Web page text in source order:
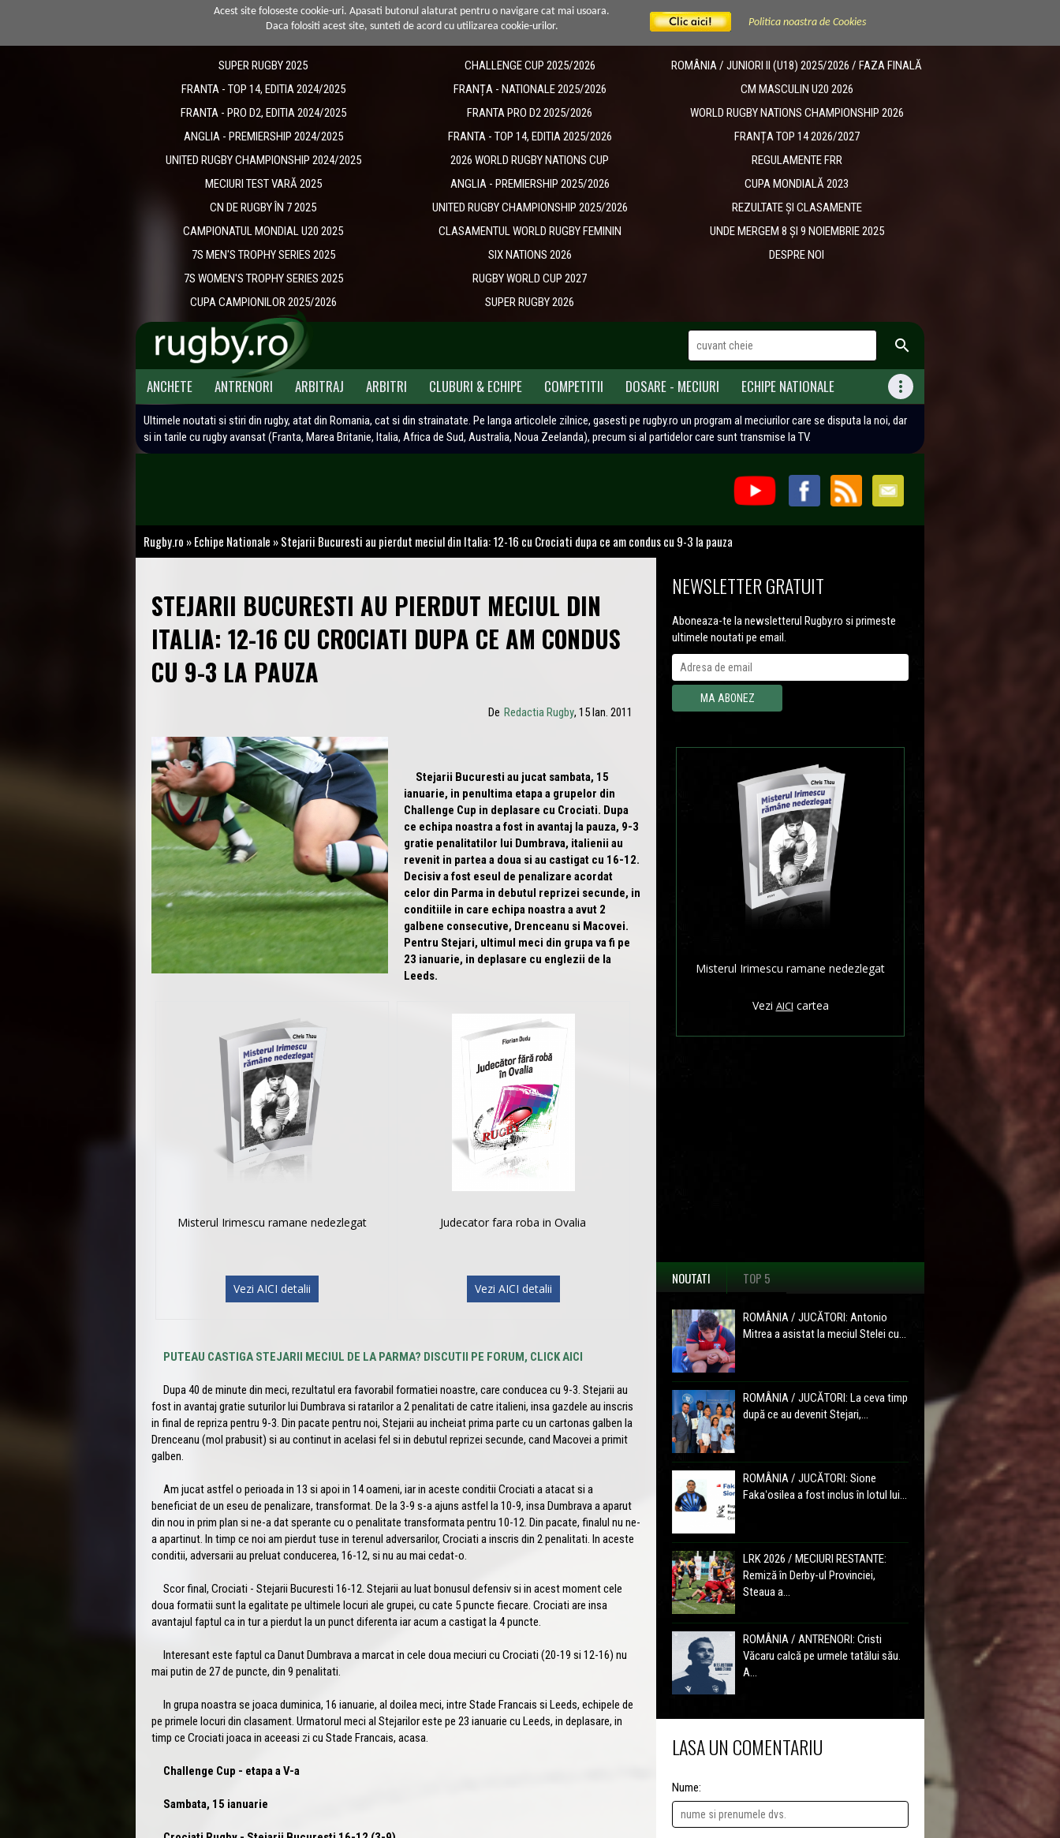
Politica noastra de Cookies
Acest site foloseste cookie-uri. Apasati butonul alaturat pentru o navigare cat mai usoara.
Daca folositi acest site, sunteti de acord cu utilizarea cookie-urilor.
SUPER RUGBY 2025
FRANTA - TOP 14, EDITIA 2024/2025
FRANTA - PRO D2, EDITIA 2024/2025
ANGLIA - PREMIERSHIP 2024/2025
UNITED RUGBY CHAMPIONSHIP 2024/2025
MECIURI TEST VARĂ 2025
CN DE RUGBY ÎN 7 2025
CAMPIONATUL MONDIAL U20 2025
7S MEN'S TROPHY SERIES 2025
7S WOMEN'S TROPHY SERIES 2025
CUPA CAMPIONILOR 2025/2026
CHALLENGE CUP 2025/2026
​FRANȚA - NATIONALE 2025/2026
FRANTA PRO D2 2025/2026
FRANTA - TOP 14, EDITIA 2025/2026
2026 WORLD RUGBY NATIONS CUP
ANGLIA - PREMIERSHIP 2025/2026
UNITED RUGBY CHAMPIONSHIP 2025/2026
CLASAMENTUL WORLD RUGBY FEMININ
SIX NATIONS 2026
RUGBY WORLD CUP 2027
SUPER RUGBY 2026
ROMÂNIA / JUNIORI II (U18) 2025/2026 / FAZA FINALĂ
CM MASCULIN U20 2026
WORLD RUGBY NATIONS CHAMPIONSHIP 2026
FRANȚA TOP 14 2026/2027
REGULAMENTE FRR
CUPA MONDIALĂ 2023
REZULTATE ȘI CLASAMENTE
UNDE MERGEM 8 ȘI 9 NOIEMBRIE 2025
DESPRE NOI

ANCHETE ANTRENORI ARBITRAJ ARBITRI CLUBURI & ECHIPE COMPETITII DOSARE - MECIURI ECHIPE NATIONALE 
Ultimele noutati si stiri din rugby, atat din Romania, cat si din strainatate. Pe langa articolele zilnice, gasesti pe rugby.ro un program al meciurilor care se disputa la noi, dar
si in tarile cu rugby avansat (Franta, Marea Britanie, Italia, Africa de Sud, Australia, Noua Zeelanda), precum si al partidelor care sunt transmise la TV.
Rugby.ro »Echipe Nationale »Stejarii Bucuresti au pierdut meciul din Italia: 12-16 cu Crociati dupa ce am condus cu 9-3 la pauza
STEJARII BUCURESTI AU PIERDUT MECIUL DIN
ITALIA: 12-16 CU CROCIATI DUPA CE AM CONDUS
CU 9-3 LA PAUZA
De Redactia Rugby, 15 Ian. 2011
Stejarii Bucuresti au jucat sambata, 15
ianuarie, in penultima etapa a grupelor din
Challenge Cup in deplasare cu Crociati. Dupa
ce echipa noastra a fost in avantaj la pauza, 9-3
gratie penalitatilor lui Dumbrava, italienii au
revenit in partea a doua si au castigat cu 16-12.
Decisiv a fost eseul de penalizare acordat
celor din Parma in debutul reprizei secunde, in
conditiile in care echipa noastra a avut 2
galbene consecutive, Drenceanu si Macovei.
Pentru Stejari, ultimul meci din grupa va fi pe
23 ianuarie, in deplasare cu englezii de la
Leeds.
Misterul Irimescu ramane nedezlegat
Vezi AICI detalii
Judecator fara roba in Ovalia
Vezi AICI detalii
PUTEAU CASTIGA STEJARII MECIUL DE LA PARMA? DISCUTII PE FORUM, CLICK AICI
Dupa 40 de minute din meci, rezultatul era favorabil formatiei noastre, care conducea cu 9-3. Stejarii au
fost in avantaj gratie suturilor lui Dumbrava si ratarilor a 2 penalitati de catre italieni, insa gazdele au inscris
in final de repriza pentru 9-3. Din pacate pentru noi, Stejarii au incheiat prima parte cu un cartonas galben la
Drenceanu (mol prabusit) si au continut in acelasi fel si in debutul reprizei secunde, cand Macovei a primit
galben.
Am jucat astfel o perioada in 13 si apoi in 14 oameni, iar in aceste conditii Crociati a atacat si a
beneficiat de un eseu de penalizare, transformat. De la 3-9 s-a ajuns astfel la 10-9, insa Dumbrava a aparut
din nou in prim plan si ne-a dat sperante cu o penalitate transformata pentru 10-12. Din pacate, finalul nu ne-
a apartinut. In timp ce noi am pierdut tuse in terenul adversarilor, Crociati a inscris din 2 penalitati. In aceste
conditii, adversarii au preluat conducerea, 16-12, si nu au mai cedat-o.
Scor final, Crociati - Stejarii Bucuresti 16-12. Stejarii au luat bonusul defensiv si in acest moment cele
doua formatii sunt la egalitate pe ultimele locuri ale grupei, cu cate 5 puncte fiecare. Crociati are insa
avantajul faptul ca in tur a pierdut la un punct diferenta iar acum a castigat la 4 puncte.
Interesant este faptul ca Danut Dumbrava a marcat in cele doua meciuri cu Crociati (20-19 si 12-16) nu
mai putin de 27 de puncte, din 9 penalitati.
In grupa noastra se joaca duminica, 16 ianuarie, al doilea meci, intre Stade Francais si Leeds, echipele de
pe primele locuri din clasament. Urmatorul meci al Stejarilor este pe 23 ianuarie cu Leeds, in deplasare, in
timp ce Crociati joaca in aceeasi zi cu Stade Francais, acasa.
Challenge Cup - etapa a V-a
Sambata, 15 ianuarie
NEWSLETTER GRATUIT
Aboneaza-te la newsletterul Rugby.ro si primeste
ultimele noutati pe email.
Misterul Irimescu ramane nedezlegat
Vezi AICI cartea
NOUTATI TOP 5
ROMÂNIA / JUCĂTORI: Antonio
Mitrea a asistat la meciul Stelei cu...
ROMÂNIA / JUCĂTORI: La ceva timp
după ce au devenit Stejari,...
ROMÂNIA / JUCĂTORI: Sione
Fakaʻosilea a fost inclus în lotul lui...
LRK 2026 / MECIURI RESTANTE:
Remiză în Derby-ul Provinciei,
Steaua a...
ROMÂNIA / ANTRENORI: Cristi
Văcaru calcă pe urmele tatălui său.
A...
LASA UN COMENTARIU
Nume: